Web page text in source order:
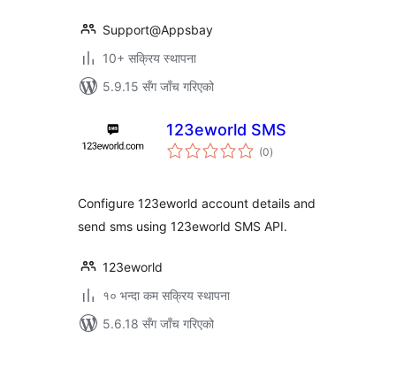
Support@Appsbay
10+ सक्रिय स्थापना
5.9.15 सँग जाँच गरिएको
123eworld SMS
(0कुल
रेटिङ्गहरू
)
Configure 123eworld account details and
send sms using 123eworld SMS API.
123eworld
१० भन्दा कम सक्रिय स्थापना
5.6.18 सँग जाँच गरिएको